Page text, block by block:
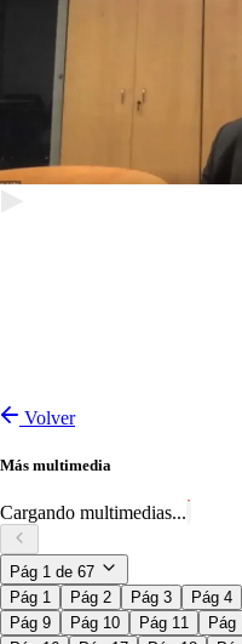
Volver
Más multimedia
Cargando multimedias...
Pág 1 de 67
Pág 1
Pág 2 Pág 3 Pág 4
Pág 9
Pág 10 Pág 11 Pág